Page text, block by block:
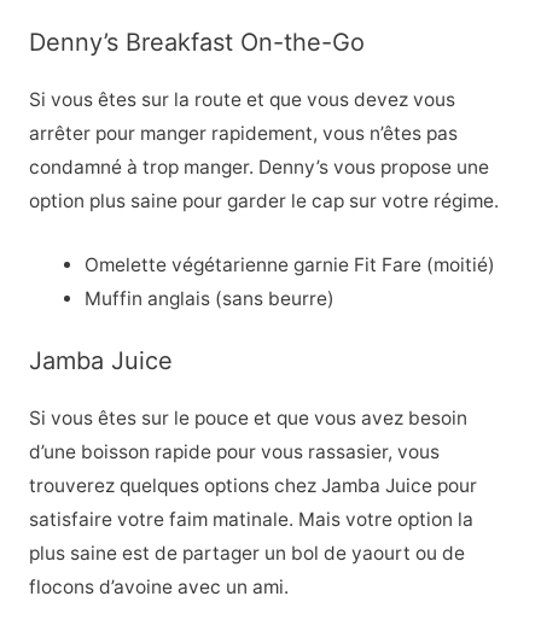
Denny’s Breakfast On-the-Go
Si vous êtes sur la route et que vous devez vous
arrêter pour manger rapidement, vous n’êtes pas
condamné à trop manger. Denny’s vous propose une
option plus saine pour garder le cap sur votre régime.
Omelette végétarienne garnie Fit Fare (moitié)
Muffin anglais (sans beurre)
Jamba Juice
Si vous êtes sur le pouce et que vous avez besoin
d’une boisson rapide pour vous rassasier, vous
trouverez quelques options chez Jamba Juice pour
satisfaire votre faim matinale. Mais votre option la
plus saine est de partager un bol de yaourt ou de
flocons d’avoine avec un ami.